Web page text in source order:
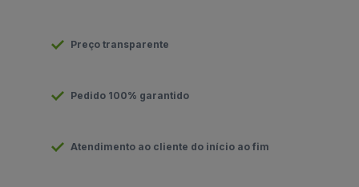
Preço transparente
Pedido 100% garantido
Atendimento ao cliente do início ao fim